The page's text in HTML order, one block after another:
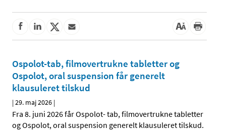
Ospolot-tab, filmovertrukne tabletter og
Ospolot, oral suspension får generelt
klausuleret tilskud
|29. maj 2026 |
Fra 8. juni 2026 får Ospolot- tab, filmovertrukne tabletter
og Ospolot, oral suspension generelt klausuleret tilskud.